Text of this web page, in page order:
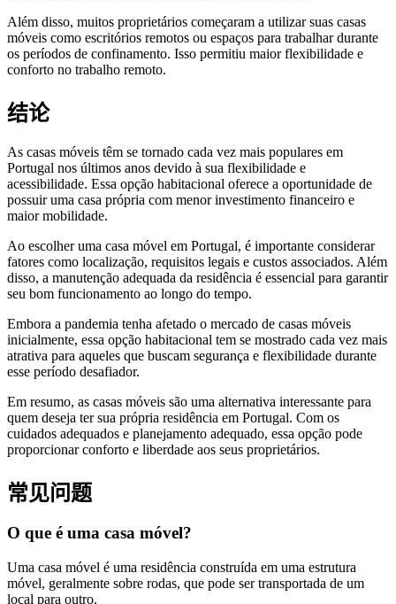
Além disso, muitos proprietários começaram a utilizar suas casas
móveis como escritórios remotos ou espaços para trabalhar durante
os períodos de confinamento. Isso permitiu maior flexibilidade e
conforto no trabalho remoto.
结论
As casas móveis têm se tornado cada vez mais populares em
Portugal nos últimos anos devido à sua flexibilidade e
acessibilidade. Essa opção habitacional oferece a oportunidade de
possuir uma casa própria com menor investimento financeiro e
maior mobilidade.
Ao escolher uma casa móvel em Portugal, é importante considerar
fatores como localização, requisitos legais e custos associados. Além
disso, a manutenção adequada da residência é essencial para garantir
seu bom funcionamento ao longo do tempo.
Embora a pandemia tenha afetado o mercado de casas móveis
inicialmente, essa opção habitacional tem se mostrado cada vez mais
atrativa para aqueles que buscam segurança e flexibilidade durante
esse período desafiador.
Em resumo, as casas móveis são uma alternativa interessante para
quem deseja ter sua própria residência em Portugal. Com os
cuidados adequados e planejamento adequado, essa opção pode
proporcionar conforto e liberdade aos seus proprietários.
常见问题
O que é uma casa móvel?
Uma casa móvel é uma residência construída em uma estrutura
móvel, geralmente sobre rodas, que pode ser transportada de um
local para outro.